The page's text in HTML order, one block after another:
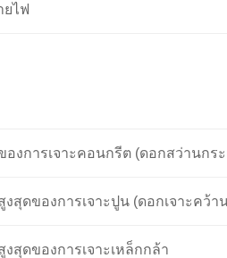
ไฟ
องการเจาะคอนกรีต (ดอกสว่านกร
งสุดของการเจาะปูน (ดอกเจาะคว้า
งสุดของการเจาะเหล็กกล้า